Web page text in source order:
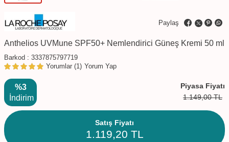
Paylaş
Anthelios UVMune SPF50+ Nemlendirici Güneş Kremi 50 ml
Barkod : 3337875797719
Yorumlar (1) Yorum Yap
%3
İndirim
Piyasa Fiyatı
1.149,00TL
Satış Fiyatı
1.119,20 TL